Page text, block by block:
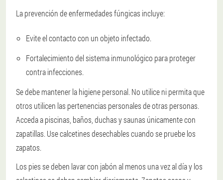
La prevención de enfermedades fúngicas incluye:
Evite el contacto con un objeto infectado.
Fortalecimiento del sistema inmunológico para proteger
contra infecciones.
Se debe mantener la higiene personal. No utilice ni permita que
otros utilicen las pertenencias personales de otras personas.
Acceda a piscinas, baños, duchas y saunas únicamente con
zapatillas. Use calcetines desechables cuando se pruebe los
zapatos.
Los pies se deben lavar con jabón al menos una vez al día y los